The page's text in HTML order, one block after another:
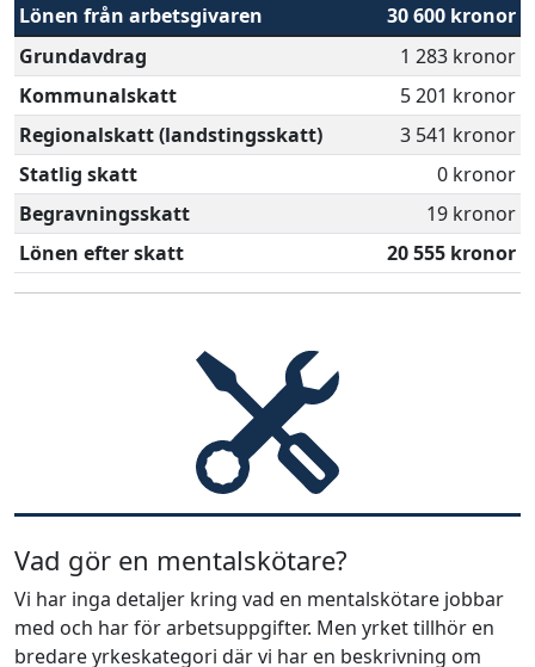
Lönen från arbetsgivaren
30 600 kronor
Grundavdrag
1 283 kronor
Kommunalskatt
5 201 kronor
Regionalskatt (landstingsskatt)
3 541 kronor
Statlig skatt
0 kronor
Begravningsskatt
19 kronor
Lönen efter skatt
20 555 kronor
Vad gör en mentalskötare?
Vi har inga detaljer kring vad en mentalskötare jobbar
med och har för arbetsuppgifter. Men yrket tillhör en
bredare yrkeskategori där vi har en beskrivning om